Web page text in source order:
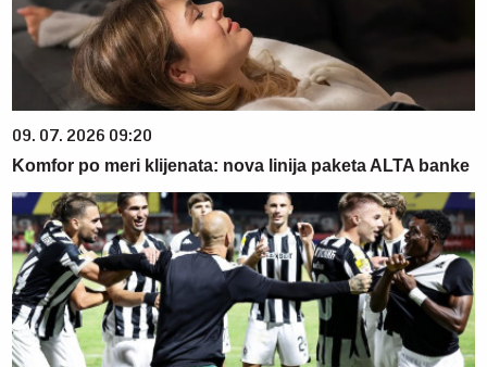
09. 07. 2026 09:20
Komfor po meri klijenata: nova linija paketa ALTA banke